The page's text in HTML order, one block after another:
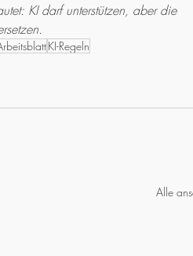
KI darf unterstützen, aber die
KI-Regeln
Alle